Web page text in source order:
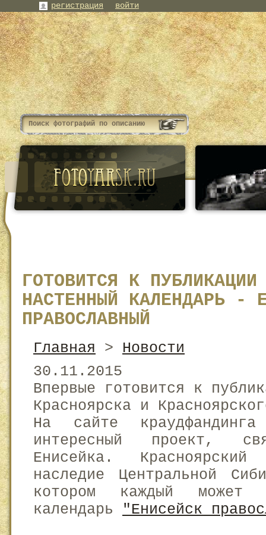
ГОТОВИТСЯ К ПУБЛИКАЦИИ
НАСТЕННЫЙ КАЛЕНДАРЬ -
ПРАВОСЛАВНЫЙ
Главная > Новости
30.11.2015
Впервые готовится к
Красноярска и
На сайте
интересный проект,
Енисейка.
наследие Центральной
котором каждый может
календарь
"Енисейск
регистрация войти